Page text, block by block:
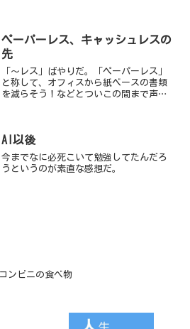
なった本をやり過ごす。然...
ペーパーレス、キャッシュレスの
先
「～レス」ばやりだ。「ペーパーレス」
と称して、オフィスから紙ベースの書類
を減らそう！などとついこの間まで声高
何レスだ？となりそうだが...
AI以後
今までなに必死こいて勉強してたんだろ
うというのが素直な感想だ。
コンビニの食べ物